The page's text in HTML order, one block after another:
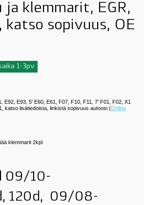
ja klemmarit, EGR,
katso sopivuus, OE
1-3pv
E92, E93, 5' E60, E61, F07, F10, F11, 7' F01, F02, X1
katso lisätiedoista, linkistä sopivuus autoosi (Online
klemmarit 2kpl
09/10-
120d, 09/08-